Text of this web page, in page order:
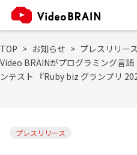
TOP お知らせ
プレスリリース
Video BRAINがプログラミング言
ンテスト 『Ruby biz グランプリ
プレスリリース